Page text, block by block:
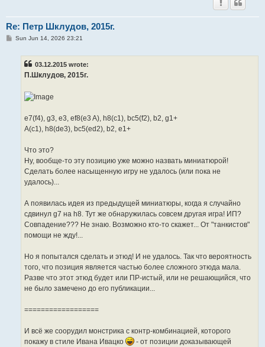
Re: Петр Шклудов, 2015г.
PSun Jun 14, 2026 23:21
03.12.2015 wrote:
П.Шклудов, 2015г.
e7(f4), g3, e3, ef8(e3 A), h8(c1), bc5(f2), b2, g1+
A(c1), h8(de3), bc5(ed2), b2, e1+
Что это?
Ну, вообще-то эту позицию уже можно назвать миниатюрой!
Сделать более насыщенную игру не удалось (или пока не
удалось)...
А появилась идея из предыдущей миниатюры, когда я случайно
сдвинул g7 на h8. Тут же обнаружилась совсем другая игра! ИП?
Совпадение??? Не знаю. Возможно кто-то скажет... От "танкистов"
помощи не жду!...
Но я попытался сделать и этюд! И не удалось. Так что вероятность
того, что позиция является частью более сложного этюда мала.
Разве что этот этюд будет или ПР-истый, или не решающийся, что
не было замечено до его публикации...
==================
И всё же соорудил монстрика с контр-комбинацией, которого
покажу в стиле Ивана Ивацко
- от позиции доказывающей